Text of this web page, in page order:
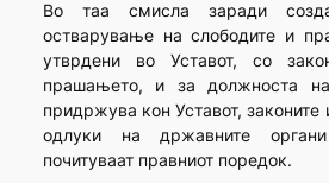
Во таа смисла заради
остварување на слободите и
утврдени во Уставот, со
прашањето, и за должноста
придржува кон Уставот, законите
одлуки на државните
почитуваат правниот поредок.